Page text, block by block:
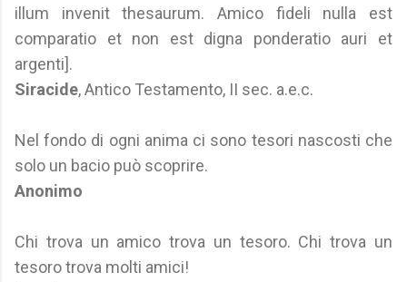
illum invenit thesaurum. Amico fideli nulla est
comparatio et non est digna ponderatio auri et
argenti].
Siracide, Antico Testamento, II sec. a.e.c.
Nel fondo di ogni anima ci sono tesori nascosti che
solo un bacio può scoprire.
Anonimo
Chi trova un amico trova un tesoro. Chi trova un
tesoro trova molti amici!